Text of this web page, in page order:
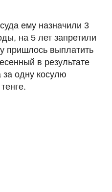
ему назначили 3
на 5 лет запретили
пришлось выплатить
в результате
одну косулю